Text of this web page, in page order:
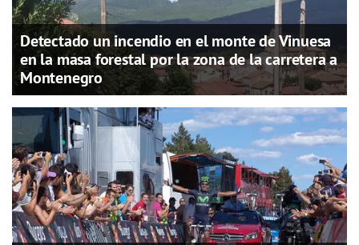
Detectado un incendio en el monte de Vinuesa
en la masa forestal por la zona de la carretera a
Montenegro